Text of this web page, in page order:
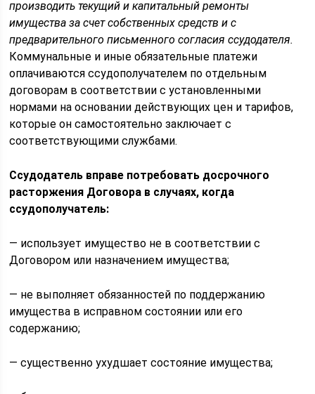
производить текущий и капитальный ремонты
имущества за счет собственных средств и с
предварительного письменного согласия ссудодателя.
Коммунальные и иные обязательные платежи
оплачиваются ссудополучателем по отдельным
договорам в соответствии с установленными
нормами на основании действующих цен и тарифов,
которые он самостоятельно заключает с
соответствующими службами.
Ссудодатель вправе потребовать досрочного
расторжения Договора в случаях, когда
ссудополучатель:
— использует имущество не в соответствии с
Договором или назначением имущества;
— не выполняет обязанностей по поддержанию
имущества в исправном состоянии или его
содержанию;
— существенно ухудшает состояние имущества;